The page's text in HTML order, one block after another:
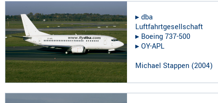
▸︎dba
Luftfahrtgesellschaft
▸︎ Boeing 737-500
▸︎OY-APL
Michael Stappen (2004)